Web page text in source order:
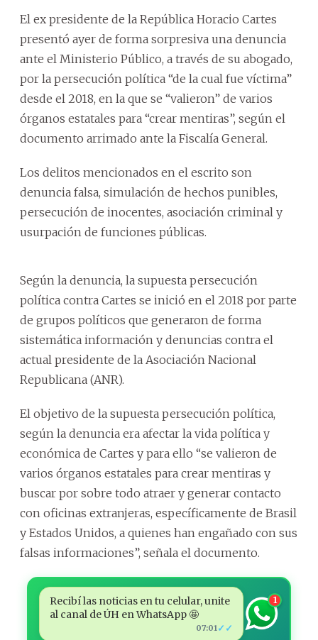
El ex presidente de la República Horacio Cartes
presentó ayer de forma sorpresiva una denuncia
ante el Ministerio Público, a través de su abogado,
por la persecución política “de la cual fue víctima”
desde el 2018, en la que se “valieron” de varios
órganos estatales para “crear mentiras”, según el
documento arrimado ante la Fiscalía General.
Los delitos mencionados en el escrito son
denuncia falsa, simulación de hechos punibles,
persecución de inocentes, asociación criminal y
usurpación de funciones públicas.
Según la denuncia, la supuesta persecución
política contra Cartes se inició en el 2018 por parte
de grupos políticos que generaron de forma
sistemática información y denuncias contra el
actual presidente de la Asociación Nacional
Republicana (ANR).
El objetivo de la supuesta persecución política,
según la denuncia era afectar la vida política y
económica de Cartes y para ello “se valieron de
varios órganos estatales para crear mentiras y
buscar por sobre todo atraer y generar contacto
con oficinas extranjeras, específicamente de Brasil
y Estados Unidos, a quienes han engañado con sus
falsas informaciones”, señala el documento.
Recibí las noticias en tu celular, unite
al canal de ÚH en WhatsApp 🤩
07:01 ✓✓
1